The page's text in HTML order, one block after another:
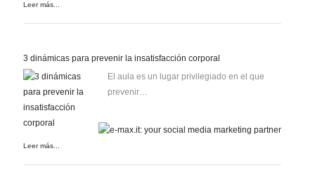
Leer más...
3 dinámicas para prevenir la insatisfacción corporal
El aula es un lugar privilegiado en el que
prevenir…
Leer más...